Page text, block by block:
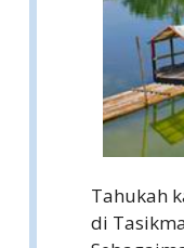
Tahukah
di